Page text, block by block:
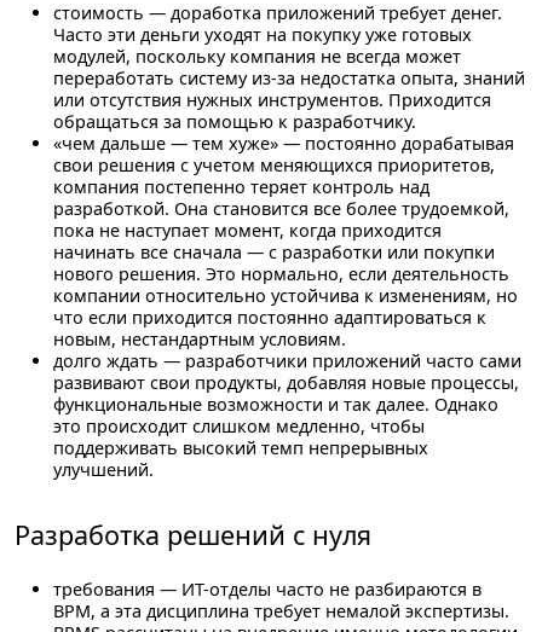
стоимость — доработка приложений требует денег.
Часто эти деньги уходят на покупку уже готовых
модулей, поскольку компания не всегда может
переработать систему из-за недостатка опыта, знаний
или отсутствия нужных инструментов. Приходится
обращаться за помощью к разработчику.
«чем дальше — тем хуже» — постоянно дорабатывая
свои решения с учетом меняющихся приоритетов,
компания постепенно теряет контроль над
разработкой. Она становится все более трудоемкой,
пока не наступает момент, когда приходится
начинать все сначала — с разработки или покупки
нового решения. Это нормально, если деятельность
компании относительно устойчива к изменениям, но
что если приходится постоянно адаптироваться к
новым, нестандартным условиям.
долго ждать — разработчики приложений часто сами
развивают свои продукты, добавляя новые процессы,
функциональные возможности и так далее. Однако
это происходит слишком медленно, чтобы
поддерживать высокий темп непрерывных
улучшений.
Разработка решений с нуля
требования — ИТ-отделы часто не разбираются в
BPM, а эта дисциплина требует немалой экспертизы.